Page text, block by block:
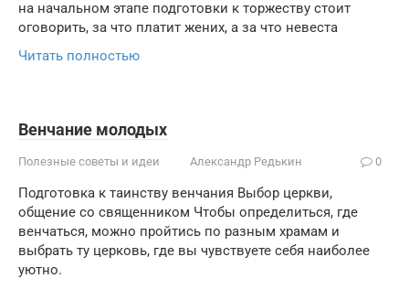
на начальном этапе подготовки к торжеству стоит
оговорить, за что платит жених, а за что невеста
Читать полностью
Венчание молодых
Полезные советы и идеи Александр Редькин 0
Подготовка к таинству венчания Выбор церкви,
общение со священником Чтобы определиться, где
венчаться, можно пройтись по разным храмам и
выбрать ту церковь, где вы чувствуете себя наиболее
уютно.